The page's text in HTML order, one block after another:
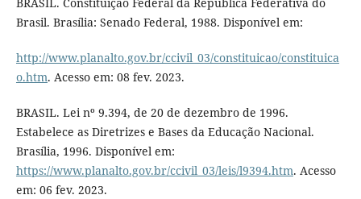
BRASIL. Constituição Federal da República Federativa do
Brasil. Brasília: Senado Federal, 1988. Disponível em:
http://www.planalto.gov.br/ccivil_03/constituicao/constituica
o.htm. Acesso em: 08 fev. 2023.
BRASIL. Lei nº 9.394, de 20 de dezembro de 1996.
Estabelece as Diretrizes e Bases da Educação Nacional.
Brasília, 1996. Disponível em:
https://www.planalto.gov.br/ccivil_03/leis/l9394.htm. Acesso
em: 06 fev. 2023.